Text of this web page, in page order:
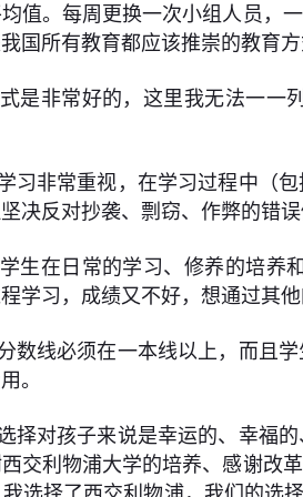
值。每周更换一次小组人员，
国所有教育都应该推崇的教育
是非常好的，这里我无法一一
习非常重视，在学习过程中（
决反对抄袭、剽窃、作弊的错
生在日常的学习、修养的培养
学习，成绩又不好，想通过其
数线必须在一本线以上，而且
。
择对孩子来说是幸运的、幸福
交利物浦大学的培养、感谢改